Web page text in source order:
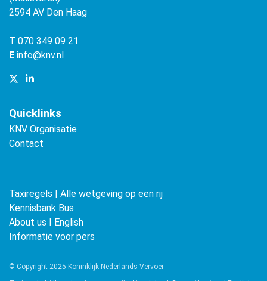
2594 AV Den Haag
T 070 349 09 21
E info@knv.nl
Quicklinks
KNV Organisatie
Contact
Taxiregels | Alle wetgeving op een rij
Kennisbank Bus
About us ǀ English
Informatie voor pers
© Copyright 2025 Koninklijk Nederlands Vervoer